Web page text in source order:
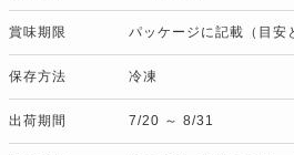
賞味期限 パッケージに記載（目安
保存方法 冷凍
出荷期間 7/20 ～ 8/31